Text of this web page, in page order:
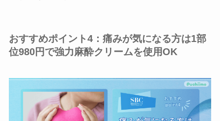
おすすめポイント4：痛みが気になる方は1部
位980円で強力麻酔クリームを使用OK